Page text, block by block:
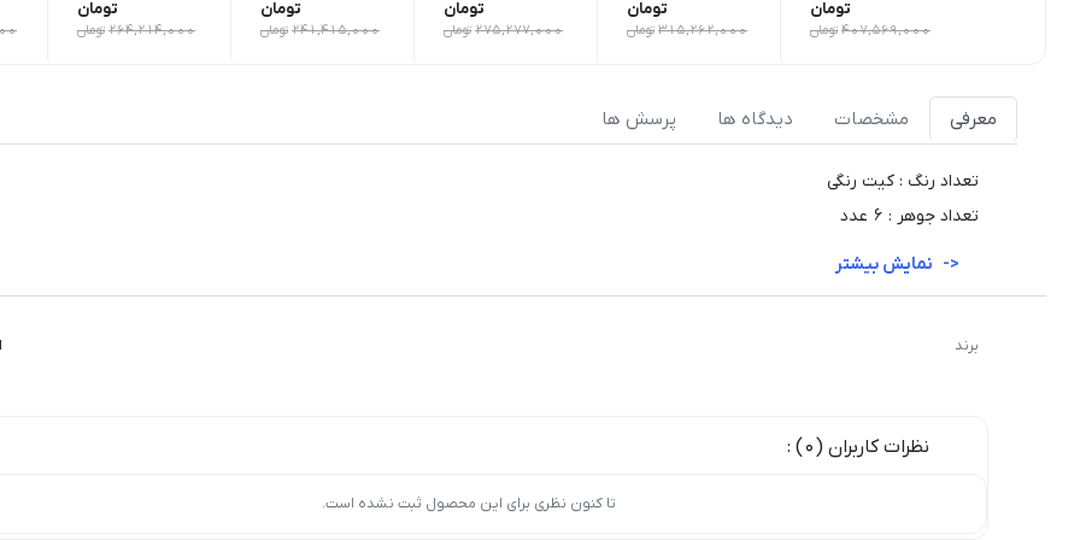
تومان
407,569,000 تومان
تومان
315,262,000 تومان
تومان
275,277,000 تومان
تومان
241,415,000 تومان
تومان
264,214,000 تومان
معرفی مشخصات دیدگاه ها پرسش ها
تعداد رنگ : کیت رنگی
تعداد جوهر : 6 عدد
برند
نظرات کاربران (0) :
تا کنون نظری برای این محصول ثبت نشده است.